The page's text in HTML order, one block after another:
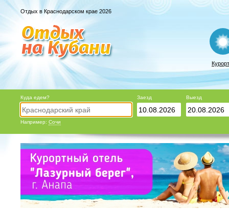
Отдых в Краснодарском крае 2026
Куда едем?
Например: Сочи
Заезд Выезд